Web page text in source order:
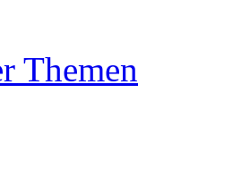
Themen